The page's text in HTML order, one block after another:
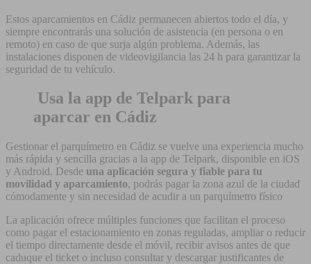
Estos aparcamientos en Cádiz permanecen abiertos todo el día, y
siempre encontrarás una solución de asistencia (en persona o en
remoto) en caso de que surja algún problema. Además, las
instalaciones disponen de videovigilancia las 24 h para garantizar la
seguridad de tu vehículo.
Usa la app de Telpark para
aparcar en Cádiz
Gestionar el parquímetro en Cádiz se vuelve una experiencia mucho
más rápida y sencilla gracias a la app de Telpark, disponible en iOS
y Android. Desde una aplicación segura y fiable para tu
movilidad y aparcamiento, podrás pagar la zona azul de la ciudad
cómodamente y sin necesidad de acudir a un parquímetro físico
La aplicación ofrece múltiples funciones que facilitan el proceso
como pagar el estacionamiento en zonas reguladas, ampliar o reducir
el tiempo directamente desde el móvil, recibir avisos antes de que
caduque el ticket o incluso consultar y descargar justificantes de